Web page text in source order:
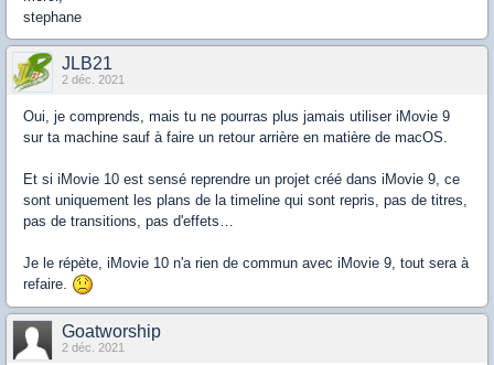
stephane
JLB21
2 déc. 2021
Oui, je comprends, mais tu ne pourras plus jamais utiliser iMovie 9
sur ta machine sauf à faire un retour arrière en matière de macOS.
Et si iMovie 10 est sensé reprendre un projet créé dans iMovie 9, ce
sont uniquement les plans de la timeline qui sont repris, pas de titres,
pas de transitions, pas d'effets…
Je le répète, iMovie 10 n'a rien de commun avec iMovie 9, tout sera à
refaire.
Goatworship
2 déc. 2021